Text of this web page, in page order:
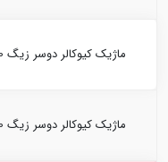
ماژیک کیوکالر دوسر زیگ Persian Green (334) -140
ماژیک کیوکالر دوسر زیگ Peacock Blue (339) -140